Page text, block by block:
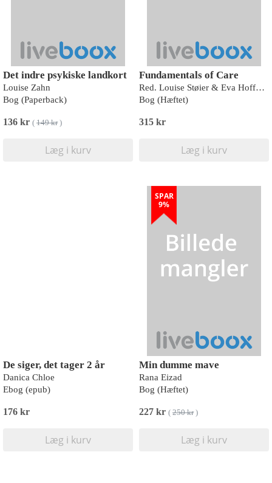
Det indre psykiske landkort
Louise Zahn
Bog (Paperback)
136 kr ( 149 kr)
Læg i kurv
Fundamentals of Care
Red. Louise Støier & Eva Hoffmann
Bog (Hæftet)
315 kr
Læg i kurv
De siger, det tager 2 år
Danica Chloe
Ebog (epub)
176 kr
Læg i kurv
SPAR
9%
Min dumme mave
Rana Eizad
Bog (Hæftet)
227 kr ( 250 kr)
Læg i kurv